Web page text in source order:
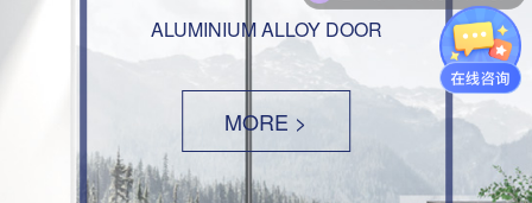
ALUMINIUM ALLOY DOOR
MORE >